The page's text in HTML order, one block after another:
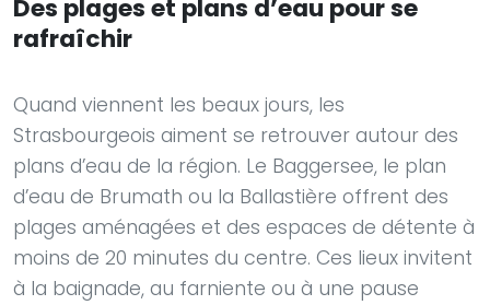
Des plages et plans d’eau pour se
rafraîchir
Quand viennent les beaux jours, les
Strasbourgeois aiment se retrouver autour des
plans d’eau de la région. Le Baggersee, le plan
d’eau de Brumath ou la Ballastière offrent des
plages aménagées et des espaces de détente à
moins de 20 minutes du centre. Ces lieux invitent
à la baignade, au farniente ou à une pause